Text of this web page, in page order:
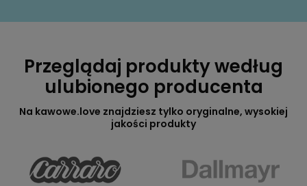
Przeglądaj produkty według
ulubionego producenta
Na kawowe.love znajdziesz tylko oryginalne, wysokiej
jakości produkty